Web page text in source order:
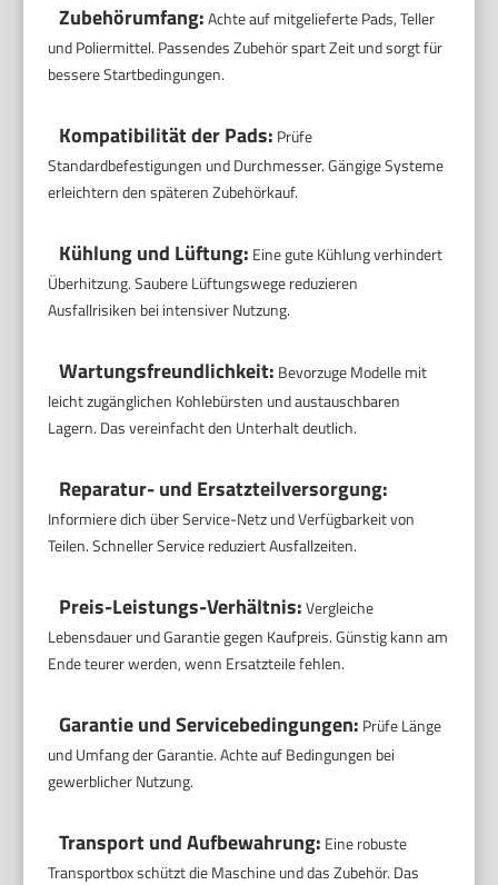
Zubehörumfang:Achte auf mitgelieferte Pads, Teller
und Poliermittel. Passendes Zubehör spart Zeit und sorgt für
bessere Startbedingungen.
Kompatibilität der Pads: Prüfe
Standardbefestigungen und Durchmesser. Gängige Systeme
erleichtern den späteren Zubehörkauf.
Kühlung und Lüftung: Eine gute Kühlung verhindert
Überhitzung. Saubere Lüftungswege reduzieren
Ausfallrisiken bei intensiver Nutzung.
Wartungsfreundlichkeit: Bevorzuge Modelle mit
leicht zugänglichen Kohlebürsten und austauschbaren
Lagern. Das vereinfacht den Unterhalt deutlich.
Reparatur- und Ersatzteilversorgung:
Informiere dich über Service-Netz und Verfügbarkeit von
Teilen. Schneller Service reduziert Ausfallzeiten.
Preis-Leistungs-Verhältnis:Vergleiche
Lebensdauer und Garantie gegen Kaufpreis. Günstig kann am
Ende teurer werden, wenn Ersatzteile fehlen.
Garantie und Servicebedingungen: Prüfe Länge
und Umfang der Garantie. Achte auf Bedingungen bei
gewerblicher Nutzung.
Transport und Aufbewahrung: Eine robuste
Transportbox schützt die Maschine und das Zubehör. Das